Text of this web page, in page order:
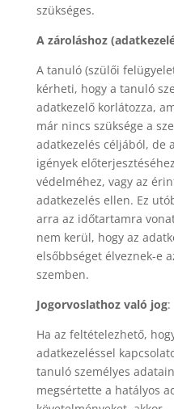
szükséges.
A zároláshoz
A tanuló (szülői
kérheti, hogy a tanuló
adatkezelő korlátozza,
már nincs szüksége a
adatkezelés céljából, de
igények
védelméhez, vagy az
adatkezelés ellen. Ez
arra az időtartamra
nem kerül, hogy az
elsőbbséget élveznek-e
szemben.
Jogorvoslathoz való jog:
Ha az feltételezhető,
adatkezeléssel
tanuló személyes
megsértette a hatályos